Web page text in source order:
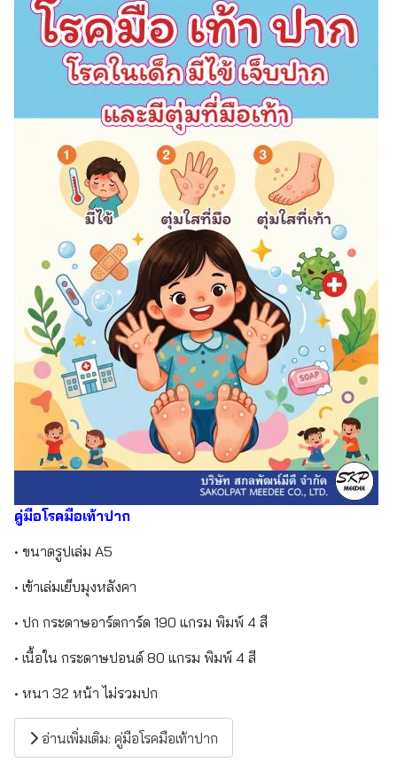
คู่มือโรคมือเท้าปาก
• ขนาดรูปเล่ม A5
• เข้าเล่มเย็บมุงหลังคา
• ปก กระดาษอาร์ตการ์ด 190 แกรม พิมพ์ 4 สี
• เนื้อใน กระดาษปอนด์ 80 แกรม พิมพ์ 4 สี
• หนา 32 หน้า ไม่รวมปก
อ่านเพิ่มเติม: คู่มือโรคมือเท้าปาก